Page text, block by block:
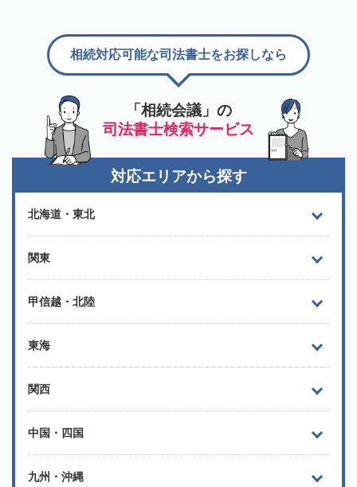
「相続会議」の
司法書士検索サービス
相続対応可能な司法書士をお探しなら
対応エリアから探す
北海道・東北
関東
甲信越・北陸
東海
関西
中国・四国
九州・沖縄